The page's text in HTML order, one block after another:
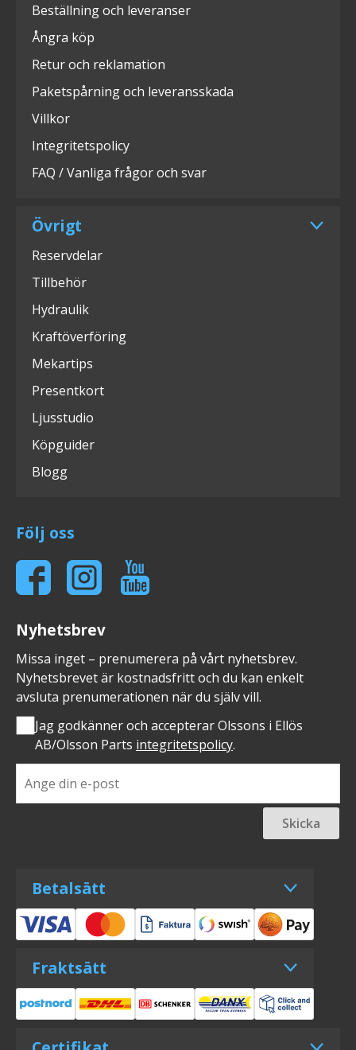
Beställning och leveranser
Ångra köp
Retur och reklamation
Paketspårning och leveransskada
Villkor
Integritetspolicy
FAQ / Vanliga frågor och svar
Övrigt
Reservdelar
Tillbehör
Hydraulik
Kraftöverföring
Mekartips
Presentkort
Ljusstudio
Köpguider
Blogg
Följ oss
Nyhetsbrev
Missa inget – prenumerera på vårt nyhetsbrev.
Nyhetsbrevet är kostnadsfritt och du kan enkelt
avsluta prenumerationen när du själv vill.
Jag godkänner och accepterar Olssons i Ellös
AB/Olsson Parts integritetspolicy.
Skicka
Betalsätt
Fraktsätt